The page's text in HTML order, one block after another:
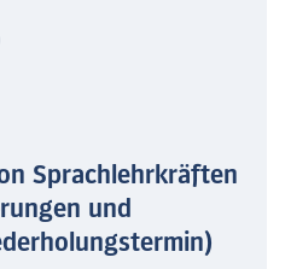
Sprachlehrkräften
und